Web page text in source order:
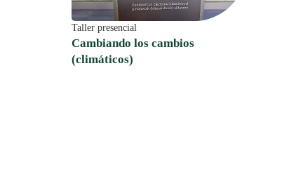
Taller presencial
Cambiando los cambios
(climáticos)